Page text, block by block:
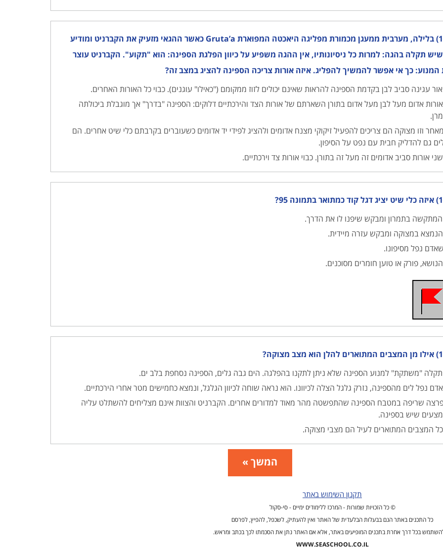
168) בלילה, מערבית ממעגן מכמורת מפליגה היאכטה המפוארת Gruta’a כאשר ההגאי מזעיק את הקברניט ומודיע
שיש תקלה בהגה: למרות כל ניסיונותיו, אין ההגה משפיע על כיוון הפלגת הספינה: הוא "תקוע". הקברניט עוצר
המנוע: כך אי אפשר להמשיך להפליג. איזה אורות צריכה הספינה להציג במצב זה?
אור עגינה סביב לבן בקדמת הספינה להראות שאינם יכולים לזוז ממקומם ("כאילו" עוגנים). כבוי כל האורות האחרים.
אורות אדום מעל לבן מעל אדום בתורן השארתם של אורות הצד והירכתיים דלוקים: הספינה "בדרך" אך מוגבלת ביכולתה
מאחר וזו מצוקה הם צריכים להפעיל זיקוקי מצנח אדומים ולהציג לפידי יד אדומים כשעוברים בקרבתם כלי שיט אחרים. הם
גם להדליק חבית עם נפט על הסיפון.
שני אורות סביב אדומים זה מעל זה בתורן. כבוי אורות צד וירכתיים.
בתמונה 95?
המתקשה בתמרון ומבקש שיפנו לו את הדרך.
הנמצא במצוקה ומבקש עזרה מיידית.
שאדם נפל מסיפונו.
הנושא, פורק או טוען חומרים מסוכנים.
מצב מצוקה?
תקלה "משתקת" למנוע הספינה שלא ניתן לתקנו בהפלגה. הים גבה גלים, הספינה נסחפת בלב ים.
אדם נפל לים מהספינה, נזרק גלגל הצלה לכיוונו. הוא נראה שוחה לכיוון הגלגל, ונמצא כחמישים מטר אחרי הירכתיים.
שריפה במטבח הספינה שהתפשטה מהר מאוד למדורים אחרים. הקברניט והצוות אינם מצליחים להשתלט עליה
שיש בספינה.
כל המצבים המתוארים לעיל הם מצבי מצוקה.
המשך »
תקנון השימוש באתר
© כל הזכויות שמורות - המרכז ללימודים ימיים - סי-סקול
כל התכנים באתר הנם בבעלות הבלעדית של האתר ואין להעתיק, לשכפל, להפיץ, לפרסם
בכל דרך אחרת בתכנים המופיעים באתר, אלא אם האתר נתן את הסכמתו לכך בכתב ומראש.
WWW.SEASCHOOL.CO.IL